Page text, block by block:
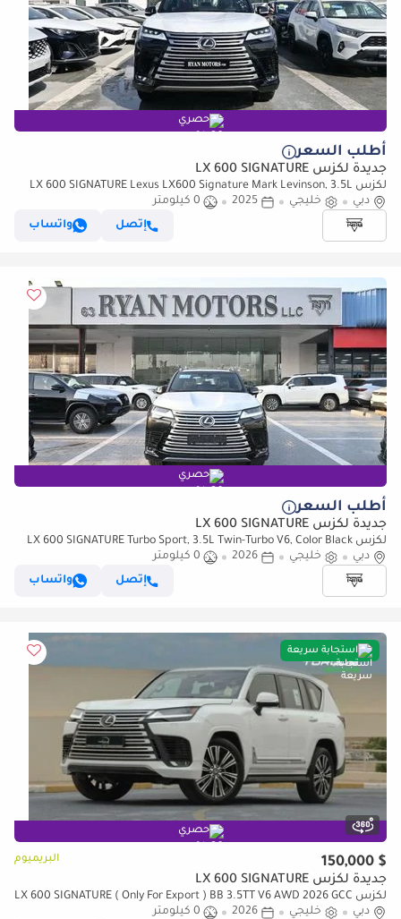
حصري
أطلب السعر
جديدة لكزس LX 600 SIGNATURE
لكزس LX 600 SIGNATURE Lexus LX600 Signature Mark Levinson, 3.5L
Twin-Turbo V6, Petrol, Model 2025 Color Black
دبي خليجي 2025
0 كيلومتر
إتصل
واتساب
حصري
أطلب السعر
جديدة لكزس LX 600 SIGNATURE
لكزس LX 600 SIGNATURE Turbo Sport, 3.5L Twin-Turbo V6, Color Black
دبي
خليجي 2026
0 كيلومتر
إتصل
واتساب
استجابة سريعة
حصري
$ 150,000 البريميوم
جديدة لكزس LX 600 SIGNATURE
لكزس LX 600 SIGNATURE ( Only For Export ) BB 3.5TT V6 AWD 2026 GCC
BRAND NEW
دبي خليجي 2026
0 كيلومتر